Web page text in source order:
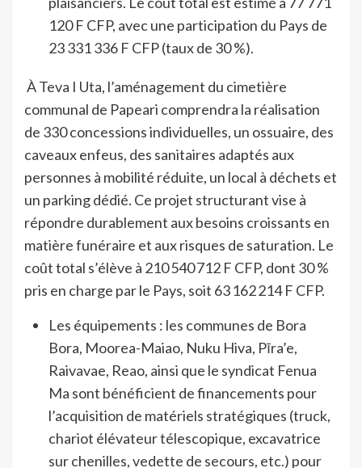
120 F CFP, avec une participation du Pays de
23 331 336 F CFP (taux de 30 %).
À Teva I Uta, l’aménagement du cimetière
communal de Papeari comprendra la réalisation
de 330 concessions individuelles, un ossuaire, des
caveaux enfeus, des sanitaires adaptés aux
personnes à mobilité réduite, un local à déchets et
un parking dédié. Ce projet structurant vise à
répondre durablement aux besoins croissants en
matière funéraire et aux risques de saturation. Le
coût total s’élève à 210 540 712 F CFP, dont 30 %
pris en charge par le Pays, soit 63 162 214 F CFP.
Les équipements : les communes de Bora
Bora, Moorea-Maiao, Nuku Hiva, Pīra’e,
Raivavae, Reao, ainsi que le syndicat Fenua
Ma sont bénéficient de financements pour
l’acquisition de matériels stratégiques (truck,
chariot élévateur télescopique, excavatrice
sur chenilles, vedette de secours, etc.) pour